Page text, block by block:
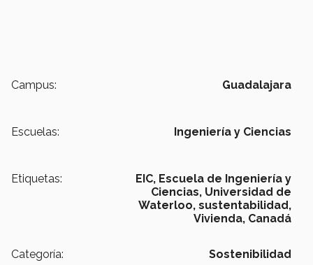
Campus: Guadalajara
Escuelas: Ingeniería y Ciencias
Etiquetas: EIC, Escuela de Ingeniería y
Ciencias, Universidad de
Waterloo, sustentabilidad,
Vivienda, Canadá
Categoría: Sostenibilidad